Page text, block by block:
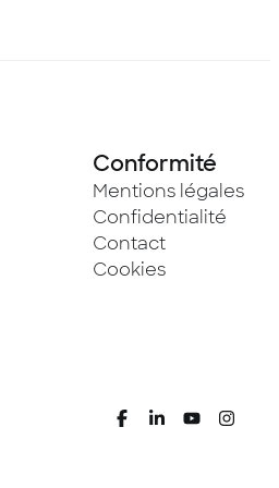
Conformité
Mentions légales
Confidentialité
Contact
Cookies